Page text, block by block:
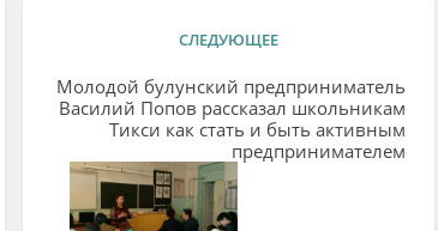
СЛЕДУЮЩЕЕ
Молодой булунский предприниматель
Василий Попов рассказал школьникам
Тикси как стать и быть активным
предпринимателем